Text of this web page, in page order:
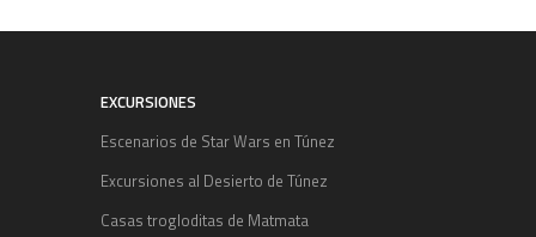
EXCURSIONES
Escenarios de Star Wars en Túnez
Excursiones al Desierto de Túnez
Casas trogloditas de Matmata